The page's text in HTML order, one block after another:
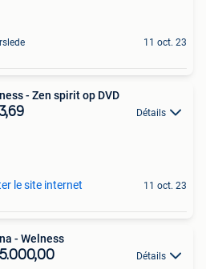
11 oct. 23
- Zen spirit op DVD
Détails
le site internet 11 oct. 23
- Welness
Détails